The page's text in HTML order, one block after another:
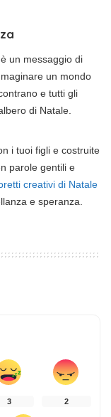
è un messaggio di
un mondo
e tutti gli
di Natale.
i tuoi figli e costruite
parole gentili e
creativi di Natale
e speranza.
3 2